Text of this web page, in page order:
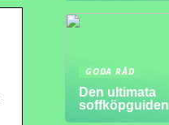
GODA RÅD
Den ultimata
soffköpguiden